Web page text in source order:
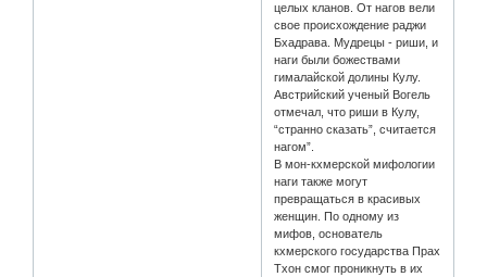
целых кланов. От нагов вели
свое происхождение раджи
Бхадрава. Мудрецы - риши, и
наги были божествами
гималайской долины Кулу.
Австрийский ученый Вогель
отмечал, что риши в Кулу,
“странно сказать”, считается
нагом”.
В мон-кхмерской мифологии
наги также могут
превращаться в красивых
женщин. По одному из
мифов, основатель
кхмерского государства Прах
Тхон смог проникнуть в их